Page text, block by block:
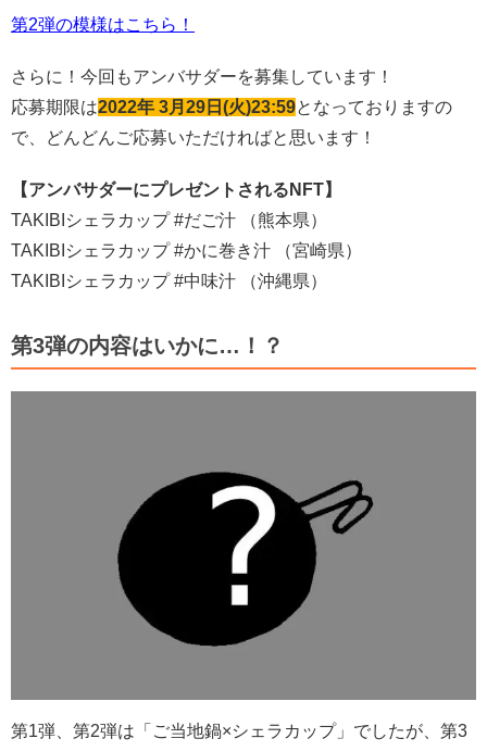
第2弾の模様はこちら！
さらに！今回もアンバサダーを募集しています！
応募期限は2022年 3月29日(火)23:59となっておりますの
で、どんどんご応募いただければと思います！
【アンバサダーにプレゼントされるNFT】
TAKIBIシェラカップ #だご汁 （熊本県）
TAKIBIシェラカップ #かに巻き汁 （宮崎県）
TAKIBIシェラカップ #中味汁 （沖縄県）
第3弾の内容はいかに…！？
第1弾、第2弾は「ご当地鍋×シェラカップ」でしたが、第3